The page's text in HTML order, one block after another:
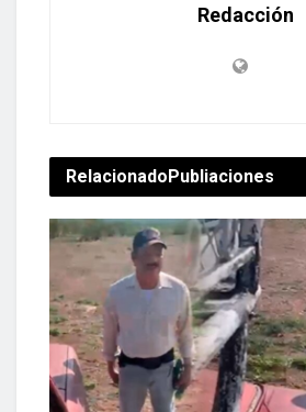
Redacción
RelacionadoPubliaciones